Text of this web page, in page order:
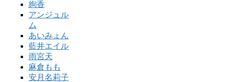
絢香
アンジュル
ム
あいみょん
藍井エイル
雨宮天
麻倉もも
安月名莉子